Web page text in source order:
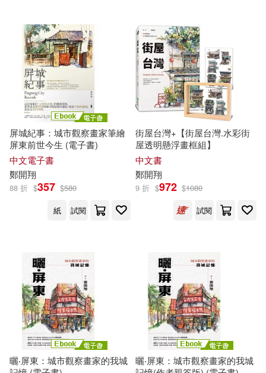
M. D. 莫里涅(1)
[德]恩斯特·海克爾（Haeckel(1)
[法]布魯諾·拉圖爾（Bruno Latour）
(1)
[韓]鄭柚井(1) e.）(1)
丹妮兒．拉波特(1)
亓兵，韓鋒，鄭保衛(1)
佘志龍(1)
佘志龍、陳昱勛、鄭名傑、陳小鳳
佘志龍、陳昱勛、鄭名傑、陳小
台灣角川(2) 國際學村(2)
外語教學與研究出版社(2)
大是文化(2) 小角落文化(2)
廣西人民出版社(2) 心理(2)
方智(2) 方舟文化(2)
楓葉社文化(2) 橙實文化(2)
浙江攝影出版社(2)
生活‧讀書‧新知三聯書店(2)
知青頻道(2) 科學出版社(2)
屏城紀事：城市觀察畫家筆繪
屏東前世今生 (電子書)
中文電子書
鄭開翔
88 折 $357 $580
紙
試閱
街屋台灣+【街屋台灣.水彩街
屋透明懸浮畫框組】
中文書
鄭開翔
9 折 $972 $1080
試閱
曬‧屏東：城市觀察畫家的我城
曬‧屏東：城市觀察畫家的我城